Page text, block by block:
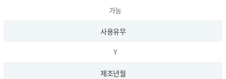
가능
사용유무
Y
제조년월